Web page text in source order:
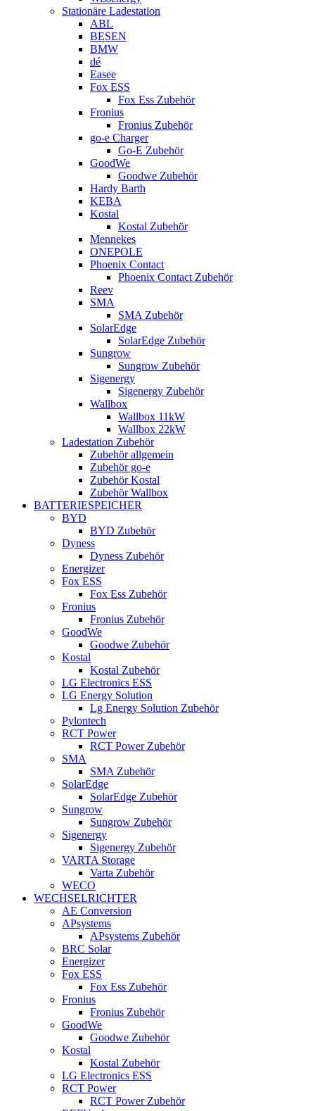
Stationäre Ladestation
ABL
BESEN
BMW
dé
Easee
Fox ESS
Fox Ess Zubehör
Fronius
Fronius Zubehör
go-e Charger
Go-E Zubehör
GoodWe
Goodwe Zubehör
Hardy Barth
KEBA
Kostal
Kostal Zubehör
Mennekes
ONEPOLE
Phoenix Contact
Phoenix Contact Zubehör
Reev
SMA
SMA Zubehör
SolarEdge
SolarEdge Zubehör
Sungrow
Sungrow Zubehör
Sigenergy
Sigenergy Zubehör
Wallbox
Wallbox 11kW
Wallbox 22kW
Ladestation Zubehör
Zubehör allgemein
Zubehör go-e
Zubehör Kostal
Zubehör Wallbox
BATTERIESPEICHER
BYD
BYD Zubehör
Dyness
Dyness Zubehör
Energizer
Fox ESS
Fox Ess Zubehör
Fronius
Fronius Zubehör
GoodWe
Goodwe Zubehör
Kostal
Kostal Zubehör
LG Electronics ESS
LG Energy Solution
Lg Energy Solution Zubehör
Pylontech
RCT Power
RCT Power Zubehör
SMA
SMA Zubehör
SolarEdge
SolarEdge Zubehör
Sungrow
Sungrow Zubehör
Sigenergy
Sigenergy Zubehör
VARTA Storage
Varta Zubehör
WECO
WECHSELRICHTER
AE Conversion
APsystems
APsystems Zubehör
BRC Solar
Energizer
Fox ESS
Fox Ess Zubehör
Fronius
Fronius Zubehör
GoodWe
Goodwe Zubehör
Kostal
Kostal Zubehör
LG Electronics ESS
RCT Power
RCT Power Zubehör